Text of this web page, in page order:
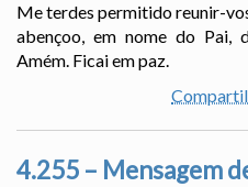
Me terdes permitido reunir-
abençoo, em nome do Pai,
Amém. Ficai em paz.
4.255 – Mensagem